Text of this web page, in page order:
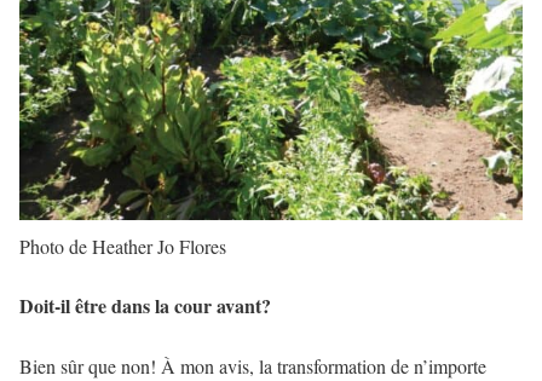
Photo de Heather Jo Flores
Doit-il être dans la cour avant?
Bien sûr que non! À mon avis, la transformation de n’importe